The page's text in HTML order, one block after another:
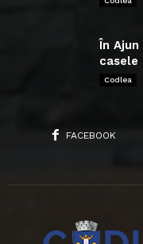
În
casele
Codlea
FACEBOOK